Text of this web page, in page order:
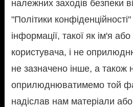
належних заходів безпеки
"Політики
інформації, такої як ім'я
користувача, і не
не зазначено інше, а також
оприлюднюватимемо той
надіслав нам матеріали